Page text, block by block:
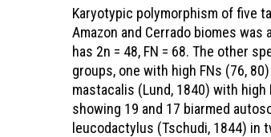
Karyotypic polymorphism of five
Amazon and Cerrado biomes was
has 2n = 48, FN = 68. The other
groups, one with high FNs (76,
mastacalis (Lund, 1840) with
showing 19 and 17 biarmed
leucodactylus (Tschudi, 1844) in